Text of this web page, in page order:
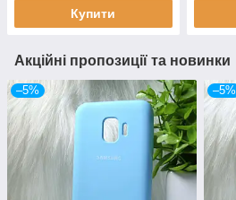
Купити
Акційні пропозиції та новинки
–5% –5%